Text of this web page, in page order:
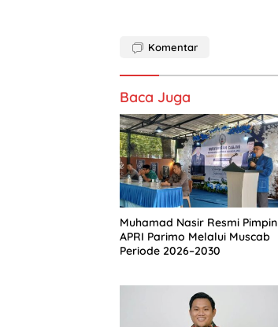
Komentar
Baca Juga
Muhamad Nasir Resmi Pimpin
APRI Parimo Melalui Muscab
Periode 2026–2030